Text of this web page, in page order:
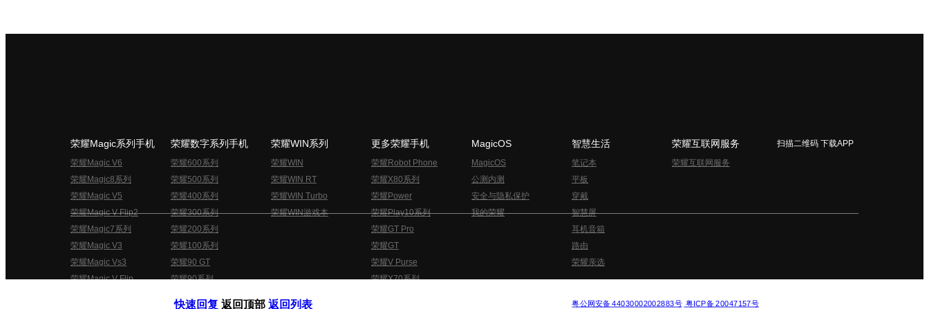
荣耀Magic系列手机
荣耀Magic V6
荣耀Magic8系列
荣耀Magic V5
荣耀Magic V Flip2
荣耀Magic7系列
荣耀Magic V3
荣耀Magic Vs3
荣耀Magic V Flip
荣耀数字系列手机
荣耀600系列
荣耀500系列
荣耀400系列
荣耀300系列
荣耀200系列
荣耀100系列
荣耀90 GT
荣耀90系列
荣耀WIN系列
荣耀WIN
荣耀WIN RT
荣耀WIN Turbo
荣耀WIN游戏本
更多荣耀手机
荣耀Robot Phone
荣耀X80系列
荣耀Power
荣耀Play10系列
荣耀GT Pro
荣耀GT
荣耀V Purse
荣耀X70系列
MagicOS
MagicOS
公测内测
安全与隐私保护
我的荣耀
智慧生活
笔记本
平板
穿戴
智慧屏
耳机音箱
路由
荣耀亲选
荣耀互联网服务
荣耀互联网服务
扫描二维码 下载APP
粤公网安备 44030002002883号 粤ICP备 20047157号
快速回复 返回顶部 返回列表